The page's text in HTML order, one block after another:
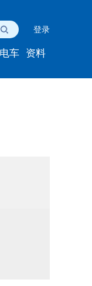
登录
电车 资料